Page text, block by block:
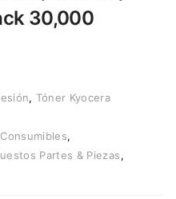
30,000
, Tóner Kyocera
Consumibles,
Partes & Piezas,